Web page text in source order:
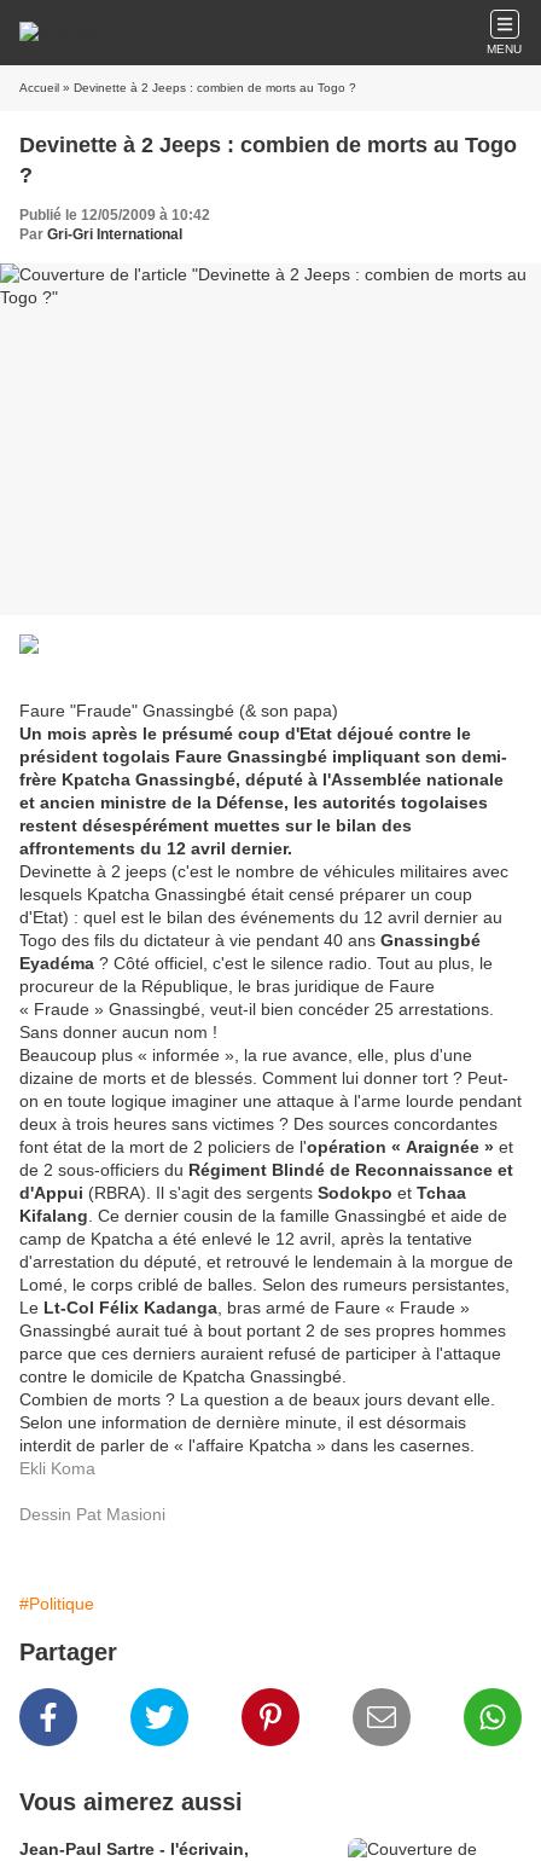
MENU
Accueil » Devinette à 2 Jeeps : combien de morts au Togo ?
Devinette à 2 Jeeps : combien de morts au Togo
?
Publié le 12/05/2009 à 10:42
Par Gri-Gri International
Faure "Fraude" Gnassingbé (& son papa)
Un mois après le présumé coup d'Etat déjoué contre le
président togolais Faure Gnassingbé impliquant son demi-
frère Kpatcha Gnassingbé, député à l'Assemblée nationale
et ancien ministre de la Défense, les autorités togolaises
restent désespérément muettes sur le bilan des
affrontements du 12 avril dernier.
Devinette à 2 jeeps (c'est le nombre de véhicules militaires avec
lesquels Kpatcha Gnassingbé était censé préparer un coup
d'Etat) : quel est le bilan des événements du 12 avril dernier au
Togo des fils du dictateur à vie pendant 40 ans Gnassingbé
Eyadéma ? Côté officiel, c'est le silence radio. Tout au plus, le
procureur de la République, le bras juridique de Faure
« Fraude » Gnassingbé, veut-il bien concéder 25 arrestations.
Sans donner aucun nom !
Beaucoup plus « informée », la rue avance, elle, plus d'une
dizaine de morts et de blessés. Comment lui donner tort ? Peut-
on en toute logique imaginer une attaque à l'arme lourde pendant
deux à trois heures sans victimes ? Des sources concordantes
font état de la mort de 2 policiers de l'opération « Araignée » et
de 2 sous-officiers du Régiment Blindé de Reconnaissance et
d'Appui (RBRA). Il s'agit des sergents Sodokpo et Tchaa
Kifalang . Ce dernier cousin de la famille Gnassingbé et aide de
camp de Kpatcha a été enlevé le 12 avril, après la tentative
d'arrestation du député, et retrouvé le lendemain à la morgue de
Lomé, le corps criblé de balles. Selon des rumeurs persistantes,
Le Lt-Col Félix Kadanga , bras armé de Faure « Fraude »
Gnassingbé aurait tué à bout portant 2 de ses propres hommes
parce que ces derniers auraient refusé de participer à l'attaque
contre le domicile de Kpatcha Gnassingbé.
Combien de morts ? La question a de beaux jours devant elle.
Selon une information de dernière minute, il est désormais
interdit de parler de « l'affaire Kpatcha » dans les casernes.
Ekli Koma
Dessin Pat Masioni
#Politique
Partager
Vous aimerez aussi
Jean-Paul Sartre - l'écrivain,